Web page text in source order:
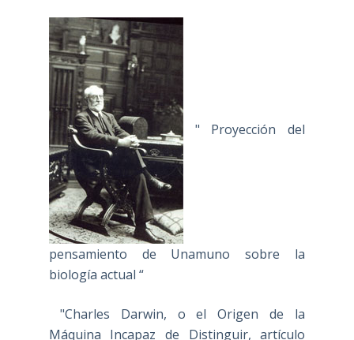
" Proyección del
pensamiento de Unamuno sobre la
biología actual “
"Charles Darwin, o el Origen de la
Máquina Incapaz de Distinguir, artículo